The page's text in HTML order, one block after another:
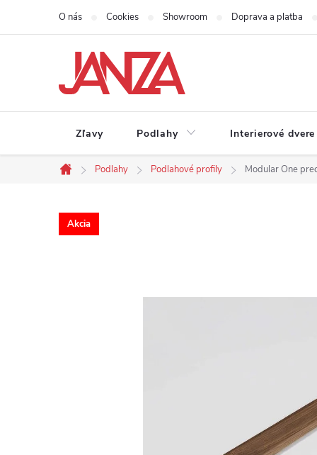
Prejsť na obsah
O nás Cookies Showroom Doprava a platba
Zľavy Podlahy Interierové dvere
Domov
Podlahy Podlahové profily Modular One
Akcia